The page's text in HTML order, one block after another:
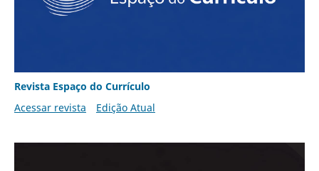
Revista Espaço do Currículo
Acessar revista
Edição Atual